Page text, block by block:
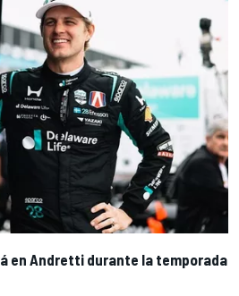
en Andretti durante la temporada